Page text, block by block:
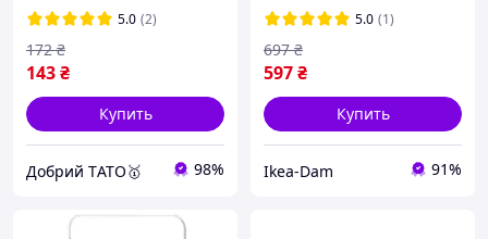
5.0 (2)
143₴
172 ₴
Купить
Добрий TАТО🥇 98%
5.0 (1)
597₴
697 ₴
Купить
Ikea-Dam 91%